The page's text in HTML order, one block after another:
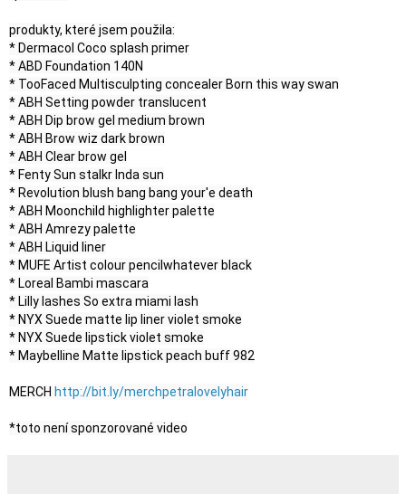
produkty, které jsem použila:
* Dermacol Coco splash primer
* ABD Foundation 140N
* TooFaced Multisculpting concealer Born this way swan
* ABH Setting powder translucent
* ABH Dip brow gel medium brown
* ABH Brow wiz dark brown
* ABH Clear brow gel
* Fenty Sun stalkr Inda sun
* Revolution blush bang bang your'e death
* ABH Moonchild highlighter palette
* ABH Amrezy palette
* ABH Liquid liner
* MUFE Artist colour pencilwhatever black
* Loreal Bambi mascara
* Lilly lashes So extra miami lash
* NYX Suede matte lip liner violet smoke
* NYX Suede lipstick violet smoke
* Maybelline Matte lipstick peach buff 982
MERCH http://bit.ly/merchpetralovelyhair
*toto není sponzorované video